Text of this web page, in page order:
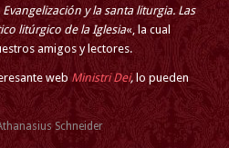
Evangelización y la santa liturgia. Las
litúrgico de la Iglesia«, la cual
amigos y lectores.
web Ministri Dei,lo pueden
Schneider